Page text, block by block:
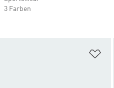
3 Farben